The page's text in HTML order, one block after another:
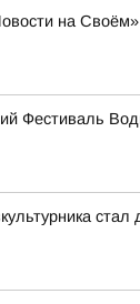
на Своём»
Фестиваль